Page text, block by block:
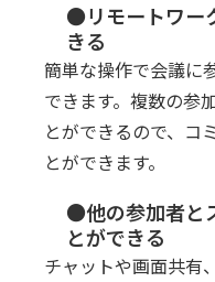
●リモートワー
きる
簡単な操作で会議に
できます。複数の参
とができるので、コ
とができます。
●他の参加者と
とができる
チャットや画面共有